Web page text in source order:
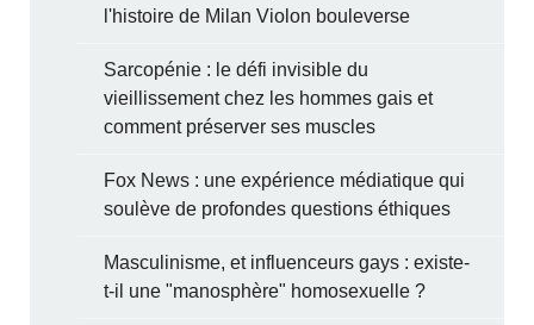
l'histoire de Milan Violon bouleverse
Sarcopénie : le défi invisible du
vieillissement chez les hommes gais et
comment préserver ses muscles
Fox News : une expérience médiatique qui
soulève de profondes questions éthiques
Masculinisme, et influenceurs gays : existe-
t-il une "manosphère" homosexuelle ?